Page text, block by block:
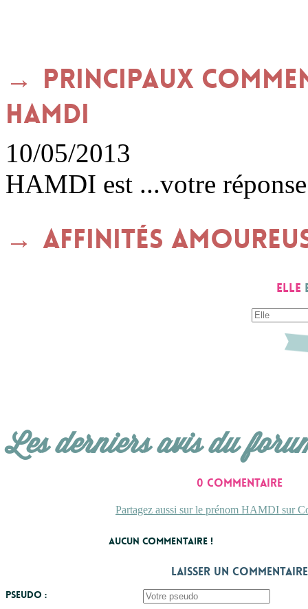
Principaux
HAMDI
10/05/2013
HAMDI est ...votre
Affinités
Elle
Les derniers avis du
0 commentaire
Partagez aussi sur le prénom HAMDI sur
Aucun commentaire !
Laisser un commentaire
Pseudo :